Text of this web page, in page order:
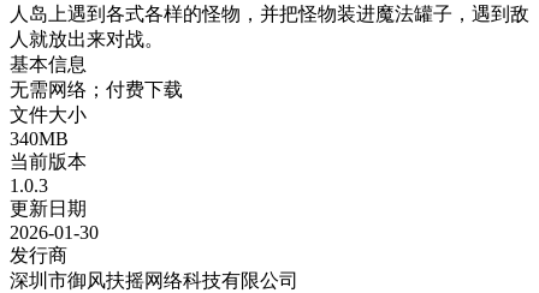
人岛上遇到各式各样的怪物，并把怪物装进魔法罐子，遇到敌
人就放出来对战。
基本信息
无需网络；付费下载
文件大小
340MB
当前版本
1.0.3
更新日期
2026-01-30
发行商
深圳市御风扶摇网络科技有限公司